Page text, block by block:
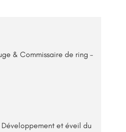
& Commissaire de ring –
et éveil du